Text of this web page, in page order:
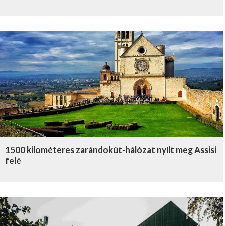
1500 kilométeres zarándokút-hálózat nyílt meg Assisi
felé